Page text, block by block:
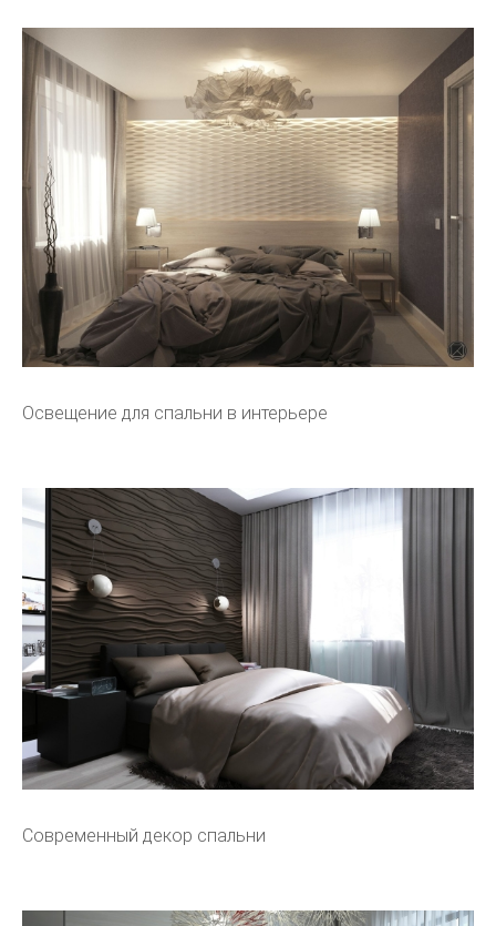
Освещение для спальни в интерьере
Современный декор спальни